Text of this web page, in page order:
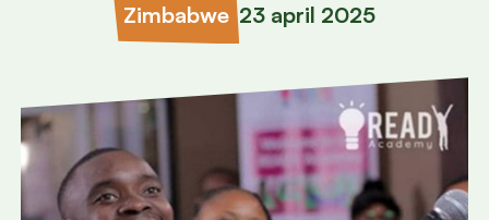
Zimbabwe 23 april 2025